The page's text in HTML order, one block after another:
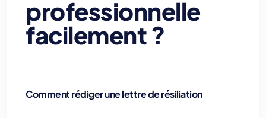
professionnelle
facilement ?
Comment rédiger une lettre de résiliation